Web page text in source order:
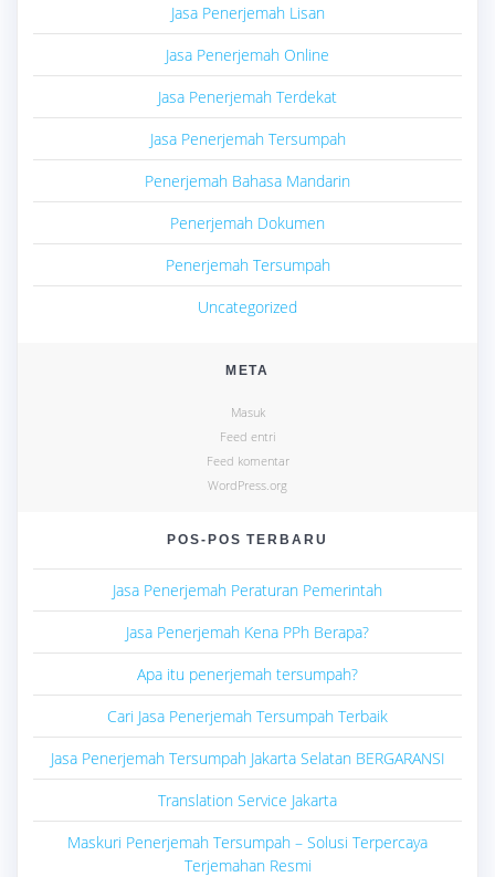
Jasa Penerjemah Lisan
Jasa Penerjemah Online
Jasa Penerjemah Terdekat
Jasa Penerjemah Tersumpah
Penerjemah Bahasa Mandarin
Penerjemah Dokumen
Penerjemah Tersumpah
Uncategorized
META
Masuk
Feed entri
Feed komentar
WordPress.org
POS-POS TERBARU
Jasa Penerjemah Peraturan Pemerintah
Jasa Penerjemah Kena PPh Berapa?
Apa itu penerjemah tersumpah?
Cari Jasa Penerjemah Tersumpah Terbaik
Jasa Penerjemah Tersumpah Jakarta Selatan BERGARANSI
Translation Service Jakarta
Maskuri Penerjemah Tersumpah – Solusi Terpercaya
Terjemahan Resmi